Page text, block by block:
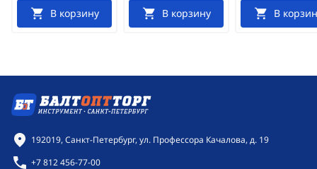
В корзину В корзину В
Контактная информация
192019, Санкт-Петербург, ул. Профессора Качалова, д. 19
+7 812 456-77-00